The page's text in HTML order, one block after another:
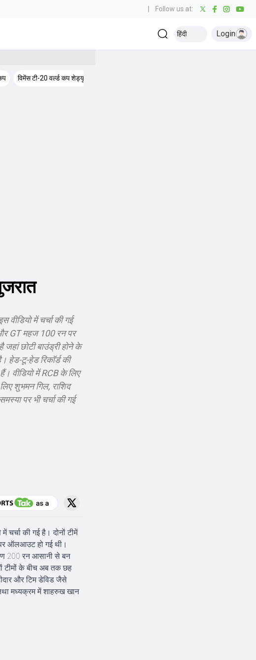
Follow us at:
हिंदी Login
विमेंस टी-20 वर्ल्ड कप शेड्यूल
में चर्चा की गई
और GT महज 100 रन पर
छोटी बाउंड्री होने के
हेड-टू-हेड रिकॉर्ड की
वीडियो में RCB के लिए
शुभमन गिल, राशिद
पर भी चर्चा की गई
की गई है। दोनों टीमें
ऑलआउट हो गई थी।
200 रन आसानी से बन
टीमों के बीच अब तक छह
और टिम डेविड जैसे
मध्यक्रम में शाहरुख खान